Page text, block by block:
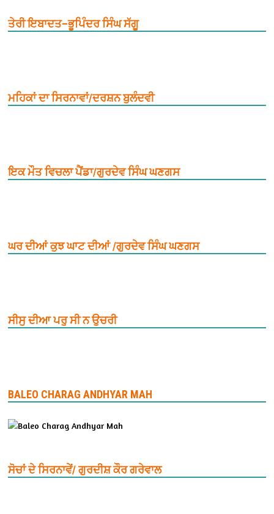
ਤੇਰੀ ਇਬਾਦਤ–ਭੂਪਿੰਦਰ ਸਿੰਘ ਸੱਗੂ
ਮਹਿਕਾਂ ਦਾ ਸਿਰਨਾਵਾਂ/ਦਰਸ਼ਨ ਬੁਲੰਦਵੀ
ਇਕ ਮੌਤ ਵਿਚਲਾ ਪੈਂਡਾ/ਗੁਰਦੇਵ ਸਿੰਘ ਘਣਗਸ
ਘਰ ਦੀਆਂ ਕੁਝ ਘਾਟ ਦੀਆਂ /ਗੁਰਦੇਵ ਸਿੰਘ ਘਣਗਸ
ਸੀਸੁ ਦੀਆ ਪਰੁ ਸੀ ਨ ਉਚਰੀ
BALEO CHARAG ANDHYAR MAH
ਸੋਚਾਂ ਦੇ ਸਿਰਨਾਵੇਂ/ ਗੁਰਦੀਸ਼ ਕੌਰ ਗਰੇਵਾਲ